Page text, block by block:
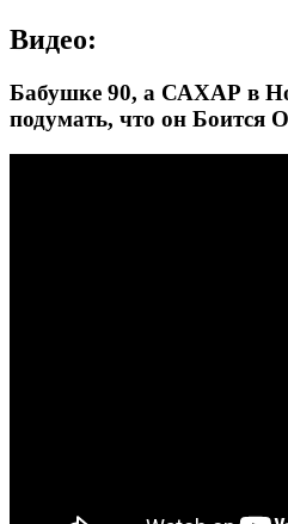
Видео:
Бабушке 90, а САХАР в
подумать, что он